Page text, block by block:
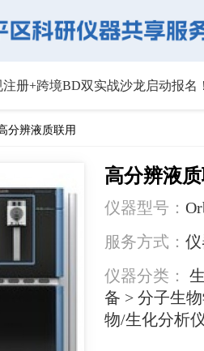
注册+跨境BD双实战沙龙启动报名
年智慧电厂论坛议程首发！邀您4
昌平区高新技术企业培育工作会
分辨液质联用
高分辨液
仪器型号：
服务方式：
仪器分类：
备 > 分子生
物/生化分析